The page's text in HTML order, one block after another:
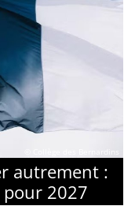
autrement :
2027